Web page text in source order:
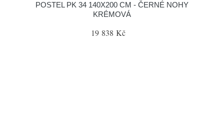
POSTEL PK 34 140X200 CM - ČERNÉ NOHY
KRÉMOVÁ
19 838 Kč